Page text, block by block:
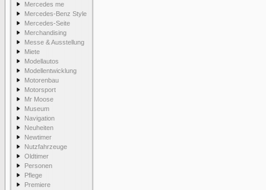
Mercedes me
Mercedes-Benz Style
Mercedes-Seite
Merchandising
Messe & Ausstellung
Miete
Modellautos
Modellentwicklung
Motorenbau
Motorsport
Mr Moose
Museum
Navigation
Neuheiten
Newtimer
Nutzfahrzeuge
Oldtimer
Personen
Pflege
Premiere